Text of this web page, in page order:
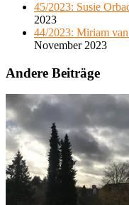
45/2023: Susie
2023
44/2023: Miriam
November 2023
Andere Beiträge